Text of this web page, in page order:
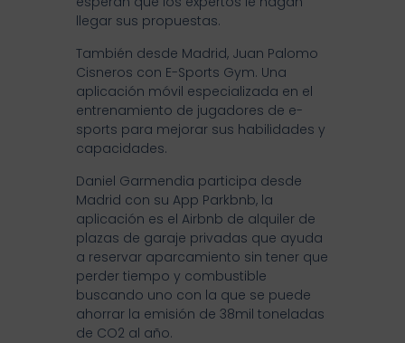
llegar sus propuestas.
También desde Madrid, Juan Palomo
Cisneros con E-Sports Gym. Una
aplicación móvil especializada en el
entrenamiento de jugadores de e-
sports para mejorar sus habilidades y
capacidades.
Daniel Garmendia participa desde
Madrid con su App Parkbnb, la
aplicación es el Airbnb de alquiler de
plazas de garaje privadas que ayuda
a reservar aparcamiento sin tener que
perder tiempo y combustible
buscando uno con la que se puede
ahorrar la emisión de 38mil toneladas
de CO2 al año.